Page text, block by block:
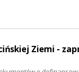
Ziemi -